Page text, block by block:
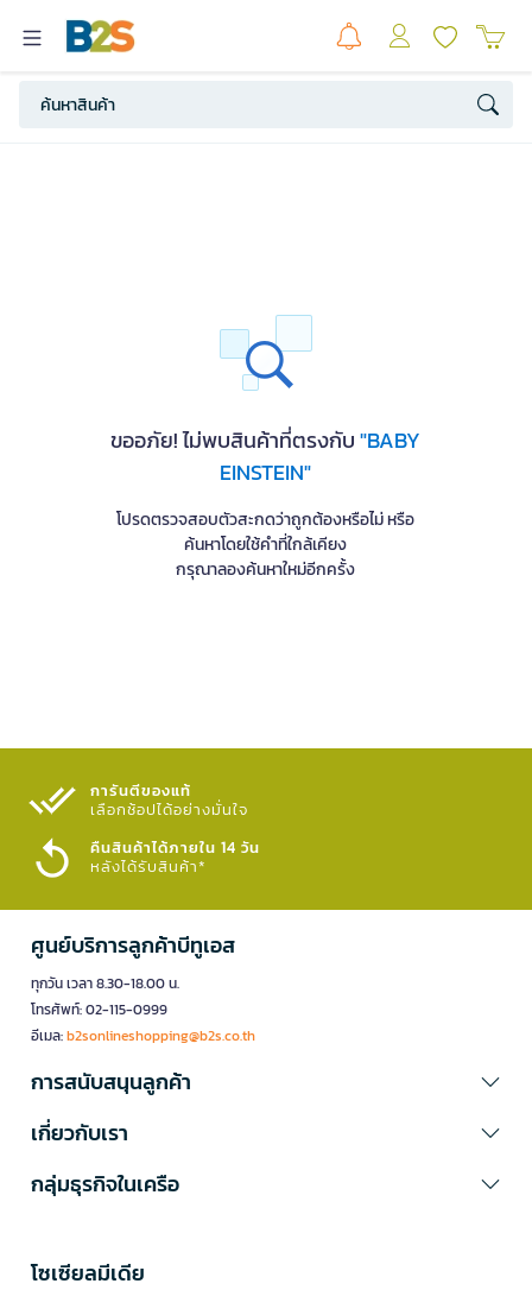
ขออภัย! ไม่พบสินค้าที่ตรงกับ"BABY
EINSTEIN"
โปรดตรวจสอบตัวสะกดว่าถูกต้องหรือไม่ หรือ
ค้นหาโดยใช้คำที่ใกล้เคียง
กรุณาลองค้นหาใหม่อีกครั้ง
การันตีของแท้
เลือกช้อปได้อย่างมั่นใจ​
คืนสินค้าได้ภายใน 14 วัน
หลังได้รับสินค้า*
ศูนย์บริการลูกค้าบีทูเอส
ทุกวัน เวลา 8.30-18.00 น.
โทรศัพท์: 02-115-0999
อีเมล:b2sonlineshopping@b2s.co.th
การสนับสนุนลูกค้า
เกี่ยวกับเรา
กลุ่มธุรกิจในเครือ
โซเซียลมีเดีย​